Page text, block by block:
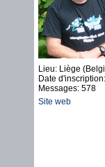
Lieu: Liège
Date
Messages: 578
Site web